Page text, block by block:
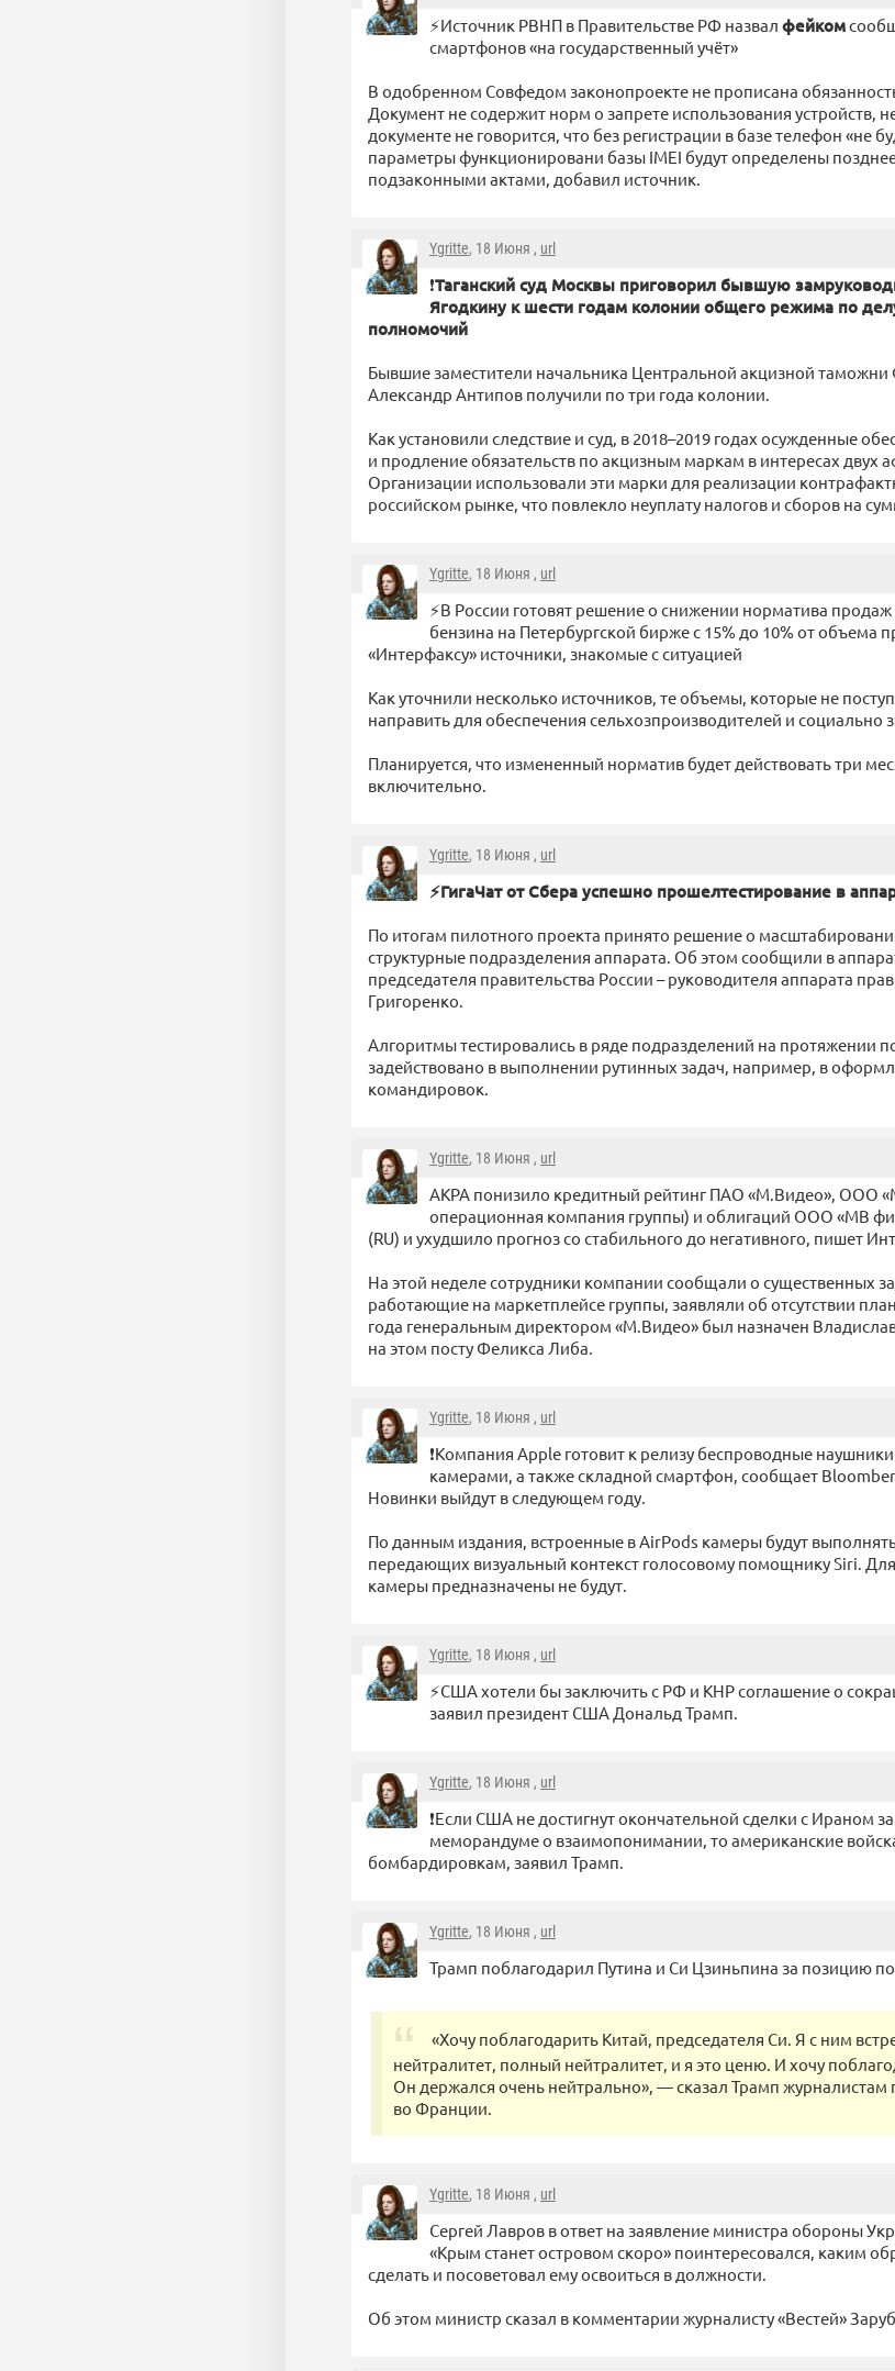
⚡️Источник РВНП в Правительстве РФ назвал фейком
смартфонов «на государственный учёт»
В одобренном Совфедом законопроекте не прописана
Документ не содержит норм о запрете использования устройств,
документе не говорится, что без регистрации в базе телефон «не
параметры функционировани базы IMEI будут определены
подзаконными актами, добавил источник.
Ygritte, 18 Июня , url
❗️Таганский суд Москвы приговорил бывшую
Ягодкину к шести годам колонии общего режима по
полномочий
Бывшие заместители начальника Центральной акцизной
Александр Антипов получили по три года колонии.
Как установили следствие и суд, в 2018–2019 годах осужденные
и продление обязательств по акцизным маркам в интересах
Организации использовали эти марки для реализации
российском рынке, что повлекло неуплату налогов и сборов на
Ygritte, 18 Июня , url
⚡️В России готовят решение о снижении норматива
бензина на Петербургской бирже с 15% до 10% от объема
«Интерфаксу» источники, знакомые с ситуацией
Как уточнили несколько источников, те объемы, которые не
направить для обеспечения сельхозпроизводителей и социально
Планируется, что измененный норматив будет действовать три
включительно.
Ygritte, 18 Июня , url
⚡️ГигаЧат от Сбера успешно прошелтестирование в
По итогам пилотного проекта принято решение о
структурные подразделения аппарата. Об этом сообщили в
председателя правительства России – руководителя аппарата
Григоренко.
Алгоритмы тестировались в ряде подразделений на протяжении
задействовано в выполнении рутинных задач, например, в
командировок.
Ygritte, 18 Июня , url
АКРА понизило кредитный рейтинг ПАО «М.Видео», ООО
операционная компания группы) и облигаций ООО «МВ
(RU) и ухудшило прогноз со стабильного до негативного, пишет
На этой неделе сотрудники компании сообщали о существенных
работающие на маркетплейсе группы, заявляли об отсутствии
года генеральным директором «М.Видео» был назначен
на этом посту Феликса Либа.
Ygritte, 18 Июня , url
❗️Компания Apple готовит к релизу беспроводные
камерами, а также складной смартфон, сообщает
Новинки выйдут в следующем году.
По данным издания, встроенные в AirPods камеры будут
передающих визуальный контекст голосовому помощнику Siri.
камеры предназначены не будут.
Ygritte, 18 Июня , url
⚡️США хотели бы заключить с РФ и КНР соглашение о
заявил президент США Дональд Трамп.
Ygritte, 18 Июня , url
❗️Если США не достигнут окончательной сделки с Ираном
меморандуме о взаимопонимании, то американские
бомбардировкам, заявил Трамп.
Ygritte, 18 Июня , url
Трамп поблагодарил Путина и Си Цзиньпина за позицию
«Хочу поблагодарить Китай, председателя Си. Я с ним
нейтралитет, полный нейтралитет, и я это ценю. И хочу
Он держался очень нейтрально», — сказал Трамп журналистам
во Франции.
Ygritte, 18 Июня , url
Сергей Лавров в ответ на заявление министра обороны
«Крым станет островом скоро» поинтересовался, каким
сделать и посоветовал ему освоиться в должности.
Об этом министр сказал в комментарии журналисту «Вестей»